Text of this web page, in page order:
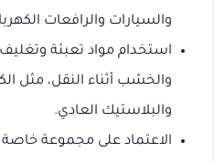
والسيارات والرافعات
استخدام مواد تعبئة وتغليف
والخشب أثناء النقل، مثل
والبلاستيك العادي.
الاعتماد على مجموعة خاصة